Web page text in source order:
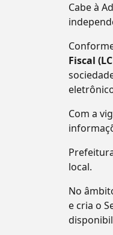
Cabe à
Fiscal
Com a
local.
No
e cria o